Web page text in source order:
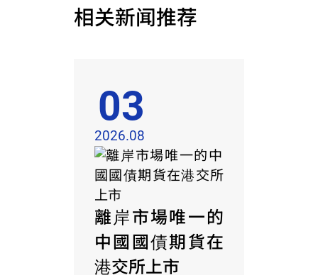
相关新闻推荐
離岸市場唯一的
中國國債期貨在
港交所上市
03
2026.08